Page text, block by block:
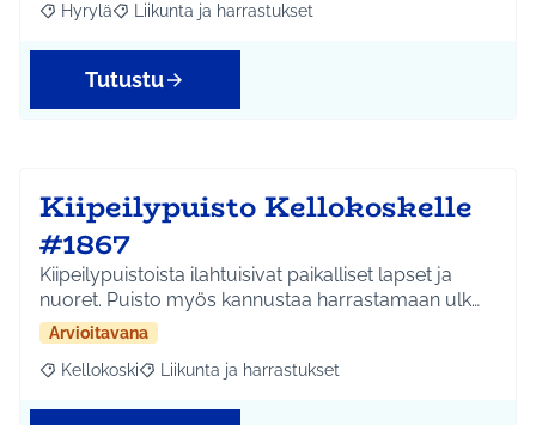
Rajaa tulokset aihepiirin mukaan: Hyrylä
Hyrylä Rajaa tulokset teeman mukaan: Liikunta ja
Liikunta ja harrastukset
Tutustu
Kiipeilypuisto Kellokoskelle
#1867
Kiipeilypuistoista ilahtuisivat paikalliset lapset ja
nuoret. Puisto myös kannustaa harrastamaan ulk…
Arvioitavana
Rajaa tulokset aihepiirin mukaan: Kellokoski
Kellokoski Rajaa tulokset teeman mukaan: Liikunta ja
Liikunta ja harrastukset